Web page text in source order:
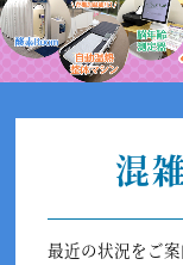
混
最近の状況をご案